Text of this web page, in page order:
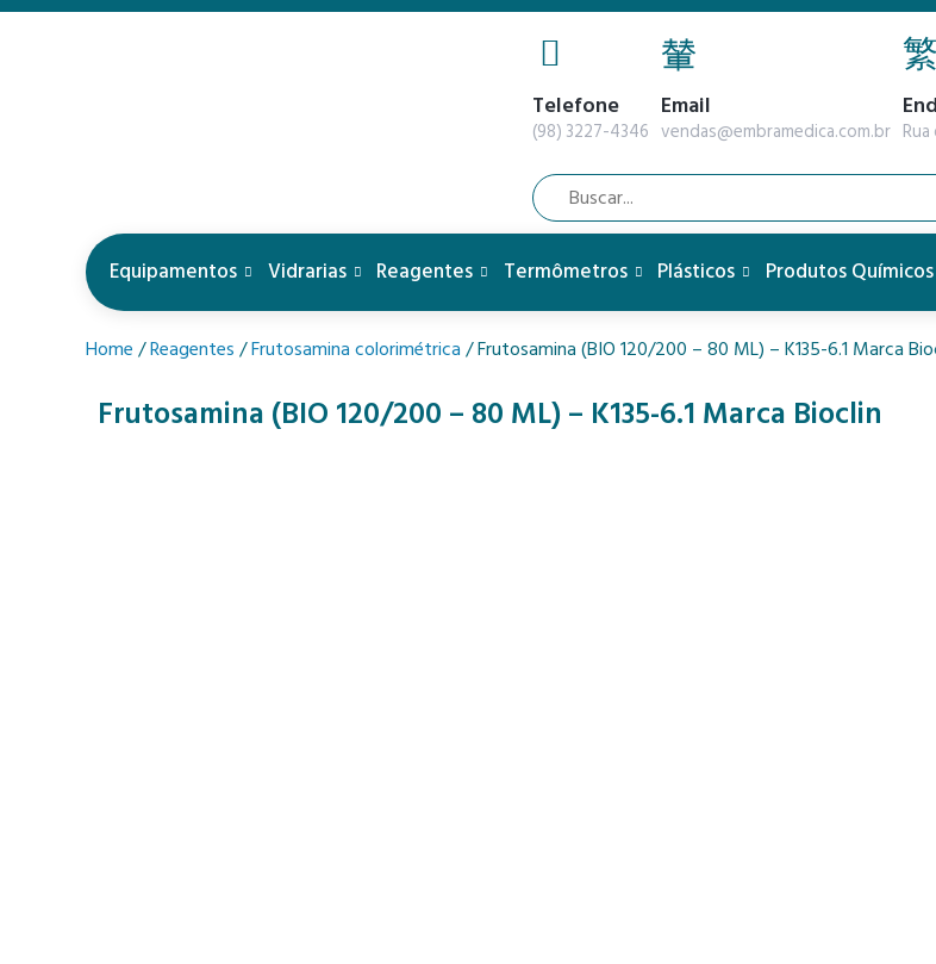
Telefone
(98) 3227-4346
Email
vendas@embramedica.com.br
Equipamentos Vidrarias Reagentes Termômetros Plásticos Produtos Químicos
Home/Reagentes/Frutosamina colorimétrica/ Frutosamina (BIO 120/200 – 80 ML) – K135-6.1 Marca
Frutosamina (BIO 120/200 – 80 ML) – K135-6.1 Marca Bioclin